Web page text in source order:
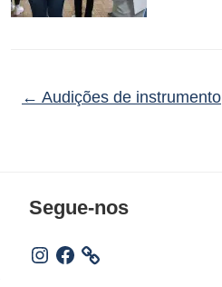
← Audições de instrumento
Segue-nos
Instagram
Facebook